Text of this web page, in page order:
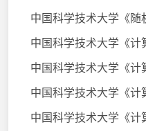
中国科学技术大学《随
中国科学技术大学《计
中国科学技术大学《计
中国科学技术大学《计
中国科学技术大学《计